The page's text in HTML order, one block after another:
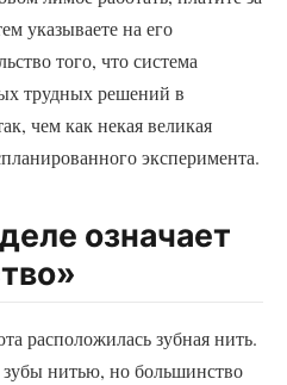
указываете на его
того, что система
трудных решений в
чем как некая великая
эксперимента.
означает
расположилась зубная нить.
нитью, но большинство